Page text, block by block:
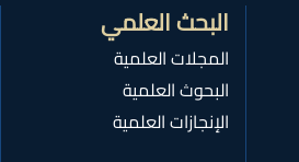
البحث العلمي
المجلات العلمية
البحوث العلمية
الإنجازات العلمية